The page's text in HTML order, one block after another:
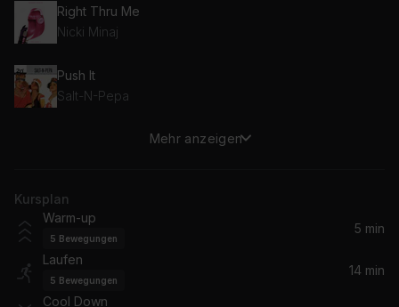
Right Thru Me
Nicki Minaj
Push It
Salt-N-Pepa
Everything Is Everything (Radio Edit)
Trini Dem Girls (feat. LunchMoney Lewis)
Nicki Minaj, LunchMoney Lewis
Crush on You (feat. Lil' Cease) [Remix]
Lil' Kim, Lil' Cease
Mehr anzeigen
Kursplan
Warm-up
5 Bewegungen
5 min
Laufen
5 Bewegungen
14 min
Cool Down